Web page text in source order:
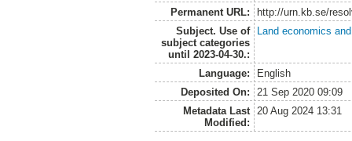
Permanent URL:
http://urn.kb.se/
Subject. Use of
subject categories
until 2023-04-30.:
Land economics
Language:
English
Deposited On:
21 Sep 2020 09:09
Metadata Last
Modified:
20 Aug 2024 13:31